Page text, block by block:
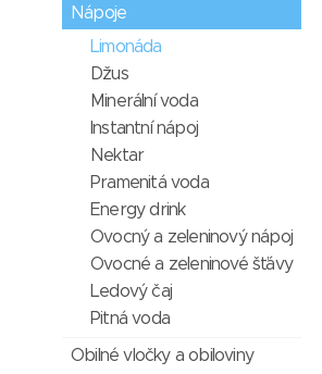
Nápoje
Limonáda
Džus
Minerální voda
Instantní nápoj
Nektar
Pramenitá voda
Energy drink
Ovocný a zeleninový nápoj
Ovocné a zeleninové šťávy
Ledový čaj
Pitná voda
Obilné vločky a obiloviny